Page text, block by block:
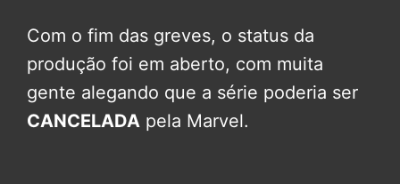
Com o fim das greves, o status da
produção foi em aberto, com muita
gente alegando que a série poderia ser
CANCELADA pela Marvel.